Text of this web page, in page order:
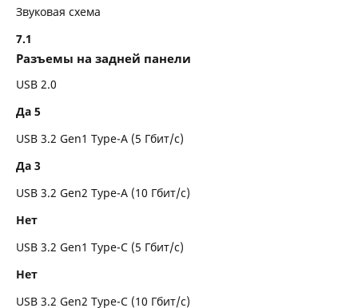
Звуковая схема
7.1
Разъемы на задней панели
USB 2.0
Да 5
USB 3.2 Gen1 Type-A (5 Гбит/с)
Да 3
USB 3.2 Gen2 Type-A (10 Гбит/с)
Нет
USB 3.2 Gen1 Type-C (5 Гбит/с)
Нет
USB 3.2 Gen2 Type-C (10 Гбит/с)